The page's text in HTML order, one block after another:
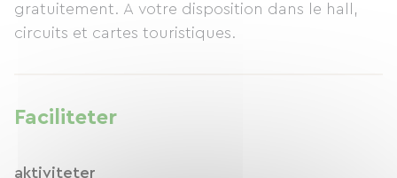
inkluderer kager, kaffe, et udvalg af te, ost,
skinke, brød, frisk frugt, morgenmadsprodukter
gratuitement. A votre disposition dans le hall,
circuits et cartes touristiques.
Faciliteter
aktiviteter